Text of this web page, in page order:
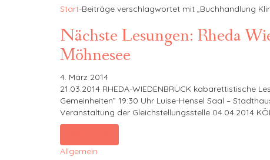
Start-Beiträge verschlagwortet mit „Buchhandlung
Nächste Lesungen: Rheda
Möhnesee
4. März 2014
21.03.2014 RHEDA-WIEDENBRÜCK kabarettistische
Gemeinheiten” 19:30 Uhr Luise-Hensel Saal –
Veranstaltung der Gleichstellungsstelle 04.04.2014
Allgemein